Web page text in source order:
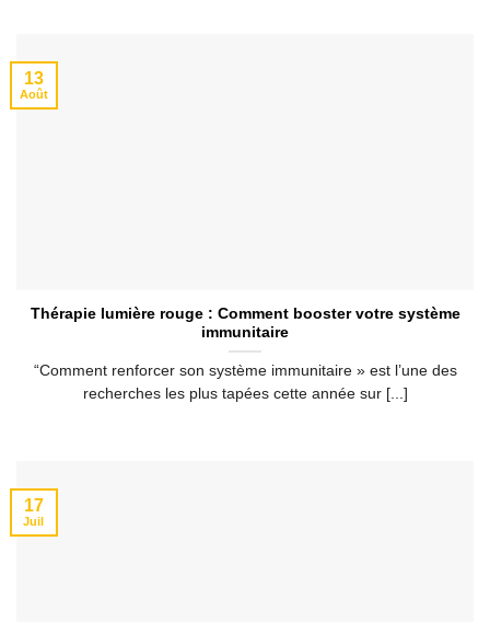
Thérapie lumière rouge : Comment booster votre système
immunitaire
“Comment renforcer son système immunitaire » est l’une des
recherches les plus tapées cette année sur [...]
13
Août
17
Juil